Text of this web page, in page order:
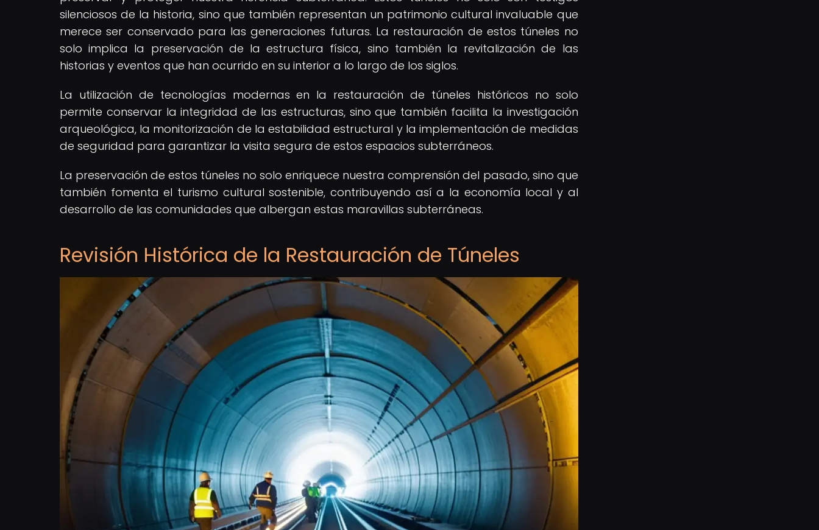
silenciosos de la historia, sino que también representan un patrimonio cultural invaluable que
merece ser conservado para las generaciones futuras. La restauración de estos túneles no
solo implica la preservación de la estructura física, sino también la revitalización de las
historias y eventos que han ocurrido en su interior a lo largo de los siglos.
La utilización de tecnologías modernas en la restauración de túneles históricos no solo
permite conservar la integridad de las estructuras, sino que también facilita la investigación
arqueológica, la monitorización de la estabilidad estructural y la implementación de medidas
de seguridad para garantizar la visita segura de estos espacios subterráneos.
La preservación de estos túneles no solo enriquece nuestra comprensión del pasado, sino que
también fomenta el turismo cultural sostenible, contribuyendo así a la economía local y al
desarrollo de las comunidades que albergan estas maravillas subterráneas.
Revisión Histórica de la Restauración de Túneles